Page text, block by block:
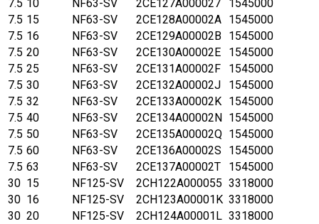
7.5 10 NF63-SV 2CE127A000027
1545000
7.5 15 NF63-SV 2CE128A00002A 1545000
7.5 16 NF63-SV 2CE129A00002B 1545000
7.5 20 NF63-SV 2CE130A00002E
1545000
7.5 25 NF63-SV 2CE131A00002F
1545000
7.5 30 NF63-SV 2CE132A00002J
1545000
7.5 32 NF63-SV 2CE133A00002K 1545000
7.5 40 NF63-SV 2CE134A00002N 1545000
7.5 50 NF63-SV 2CE135A00002Q 1545000
7.5 60 NF63-SV 2CE136A00002S
1545000
7.5 63 NF63-SV 2CE137A00002T
1545000
30 15 NF125-SV 2CH122A000055 3318000
30 16 NF125-SV 2CH123A00001K 3318000
30 20 NF125-SV 2CH124A00001L 3318000